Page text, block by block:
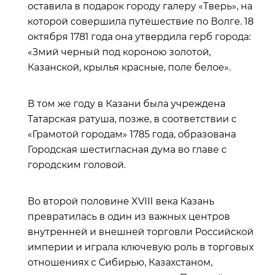
оставила в подарок городу галеру «Тверь», на
которой совершила путешествие по Волге. 18
октября 1781 года она утвердила герб города:
«Змий черный под короною золотой,
Казанской, крылья красные, поле белое».
В том же году в Казани была учреждена
Татарская ратуша, позже, в соответствии с
«Грамотой городам» 1785 года, образована
Городская шестигласная дума во главе с
городским головой.
Во второй половине XVIII века Казань
превратилась в один из важных центров
внутренней и внешней торговли Российской
империи и играла ключевую роль в торговых
отношениях с Сибирью, Казахстаном,